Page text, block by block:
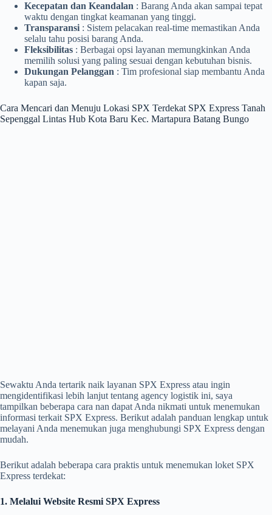
Kecepatan dan Keandalan : Barang Anda akan sampai tepat
waktu dengan tingkat keamanan yang tinggi.
Transparansi : Sistem pelacakan real-time memastikan Anda
selalu tahu posisi barang Anda.
Fleksibilitas : Berbagai opsi layanan memungkinkan Anda
memilih solusi yang paling sesuai dengan kebutuhan bisnis.
Dukungan Pelanggan : Tim profesional siap membantu Anda
kapan saja.
Cara Mencari dan Menuju Lokasi SPX Terdekat SPX Express Tanah
Sepenggal Lintas Hub Kota Baru Kec. Martapura Batang Bungo
Sewaktu Anda tertarik naik layanan SPX Express atau ingin
mengidentifikasi lebih lanjut tentang agency logistik ini, saya
tampilkan beberapa cara nan dapat Anda nikmati untuk menemukan
informasi terkait SPX Express. Berikut adalah panduan lengkap untuk
melayani Anda menemukan juga menghubungi SPX Express dengan
mudah.
Berikut adalah beberapa cara praktis untuk menemukan loket SPX
Express terdekat:
1. Melalui Website Resmi SPX Express